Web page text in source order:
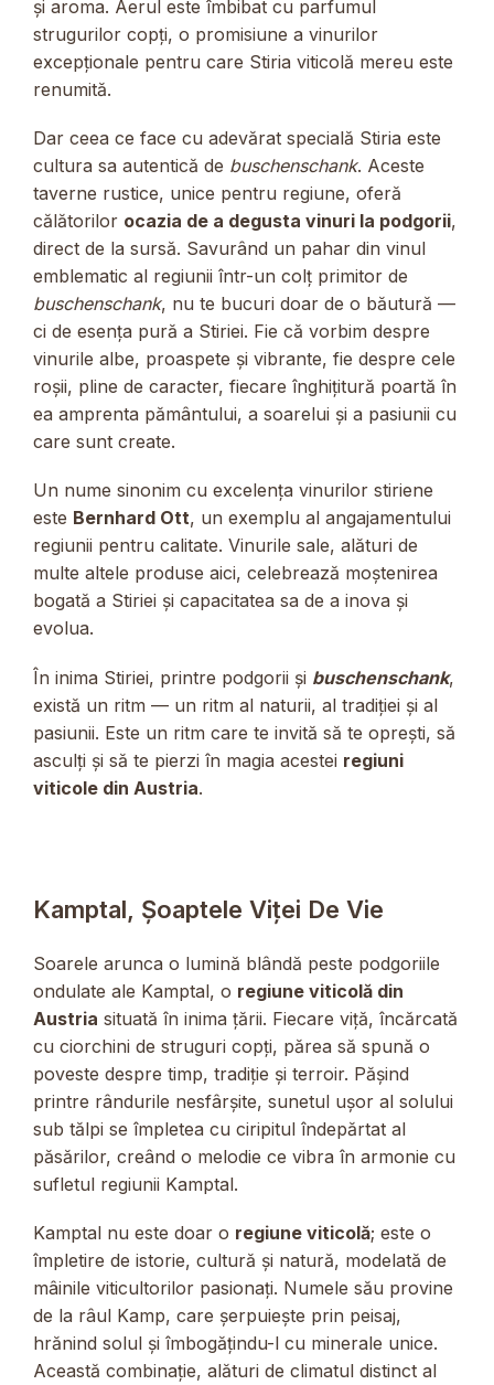
și aroma. Aerul este îmbibat cu parfumul
strugurilor copți, o promisiune a vinurilor
excepționale pentru care Stiria viticolă mereu este
renumită.
Dar ceea ce face cu adevărat specială Stiria este
cultura sa autentică de buschenschank. Aceste
taverne rustice, unice pentru regiune, oferă
călătorilor ocazia de a degusta vinuri la podgorii,
direct de la sursă. Savurând un pahar din vinul
emblematic al regiunii într-un colț primitor de
buschenschank, nu te bucuri doar de o băutură —
ci de esența pură a Stiriei. Fie că vorbim despre
vinurile albe, proaspete și vibrante, fie despre cele
roșii, pline de caracter, fiecare înghițitură poartă în
ea amprenta pământului, a soarelui și a pasiunii cu
care sunt create.
Un nume sinonim cu excelența vinurilor stiriene
este Bernhard Ott, un exemplu al angajamentului
regiunii pentru calitate. Vinurile sale, alături de
multe altele produse aici, celebrează moștenirea
bogată a Stiriei și capacitatea sa de a inova și
evolua.
În inima Stiriei, printre podgorii și buschenschank,
există un ritm — un ritm al naturii, al tradiției și al
pasiunii. Este un ritm care te invită să te oprești, să
asculți și să te pierzi în magia acestei regiuni
viticole din Austria.
Kamptal, Șoaptele Viței De Vie
Soarele arunca o lumină blândă peste podgoriile
ondulate ale Kamptal, o regiune viticolă din
Austria situată în inima țării. Fiecare viță, încărcată
cu ciorchini de struguri copți, părea să spună o
poveste despre timp, tradiție și terroir. Pășind
printre rândurile nesfârșite, sunetul ușor al solului
sub tălpi se împletea cu ciripitul îndepărtat al
păsărilor, creând o melodie ce vibra în armonie cu
sufletul regiunii Kamptal.
Kamptal nu este doar o regiune viticolă; este o
împletire de istorie, cultură și natură, modelată de
mâinile viticultorilor pasionați. Numele său provine
de la râul Kamp, care șerpuiește prin peisaj,
hrănind solul și îmbogățindu-l cu minerale unice.
Această combinație, alături de climatul distinct al